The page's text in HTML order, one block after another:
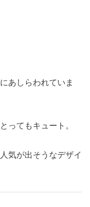
あしらわれていま
ってもキュート。
気が出そうなデザイ